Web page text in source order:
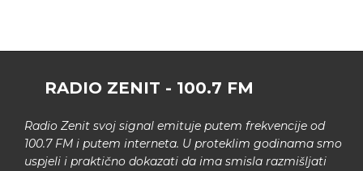
RADIO ZENIT - 100.7 FM
Radio Zenit svoj signal emituje putem frekvencije od
100.7 FM i putem interneta. U proteklim godinama smo
uspjeli i praktično dokazati da ima smisla razmišljati